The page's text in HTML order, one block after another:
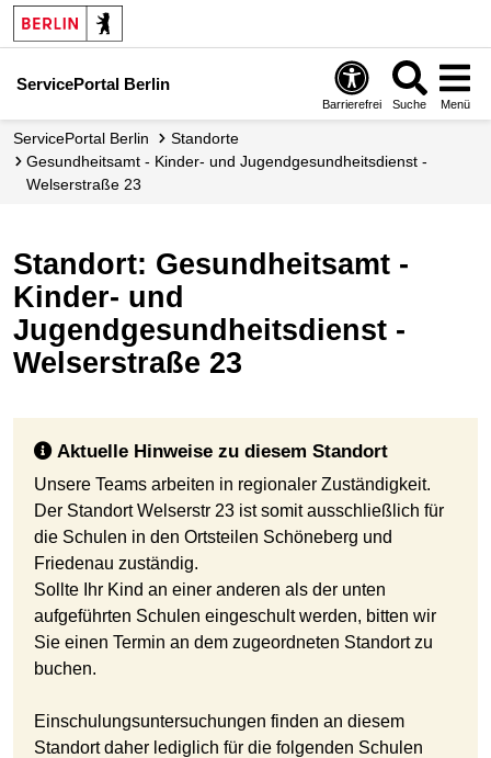
ServicePortal Berlin
Barrierefrei Suche Menü
ServicePortal Berlin
Standorte
Gesundheitsamt - Kinder- und Jugendgesundheitsdienst -
Welserstraße 23
Standort: Gesundheitsamt -
Kinder- und
Jugendgesundheitsdienst -
Welserstraße 23
Aktuelle Hinweise zu diesem Standort
Unsere Teams arbeiten in regionaler Zuständigkeit.
Der Standort Welserstr 23 ist somit ausschließlich für
die Schulen in den Ortsteilen Schöneberg und
Friedenau zuständig.
Sollte Ihr Kind an einer anderen als der unten
aufgeführten Schulen eingeschult werden, bitten wir
Sie einen Termin an dem zugeordneten Standort zu
buchen.
Einschulungsuntersuchungen finden an diesem
Standort daher lediglich für die folgenden Schulen